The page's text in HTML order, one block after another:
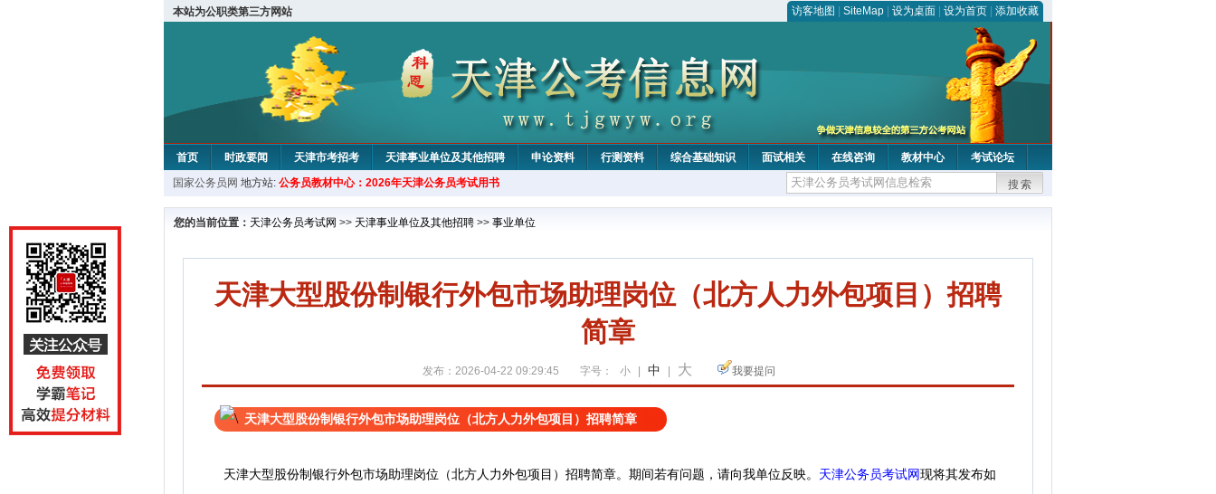
本站为公职类第三方网站 访客地图 SiteMap 设为桌面 设为首页 添加收藏
首页 时政要闻 天津市考招考 天津事业单位及其他招聘 申论资料 行测资料 综合基础知识 面试相关 在线咨询 教材中心 考试论坛
教材中心
国家公务员网 地方站: 公务员教材中心：2026年天津公务员考试用书 搜索
您的当前位置： 天津公务员考试网 >> 天津事业单位及其他招聘 >> 事业单位
天津大型股份制银行外包市场助理岗位（北方人力外包项目）招聘
简章
发布：2026-04-22 09:29:45 字号： 小 中 大 我要提问
天津大型股份制银行外包市场助理岗位（北方人力外包项目）招聘简章
天津大型股份制银行外包市场助理岗位（北方人力外包项目）招聘简章。 期间若有问题，请向我单位反映。 天津公务员考试网现将其发布如